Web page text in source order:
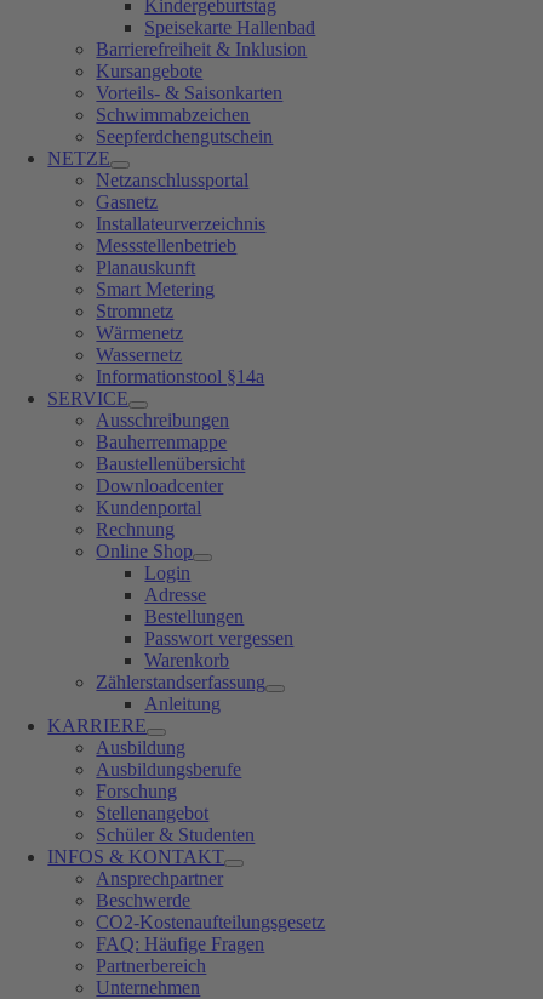
Kindergeburtstag
Speisekarte Hallenbad
Barrierefreiheit & Inklusion
Kursangebote
Vorteils- & Saisonkarten
Schwimmabzeichen
Seepferdchengutschein
NETZE
Netzanschlussportal
Gasnetz
Installateurverzeichnis
Messstellenbetrieb
Planauskunft
Smart Metering
Stromnetz
Wärmenetz
Wassernetz
Informationstool §14a
SERVICE
Ausschreibungen
Bauherrenmappe
Baustellenübersicht
Downloadcenter
Kundenportal
Rechnung
Online Shop
Login
Adresse
Bestellungen
Passwort vergessen
Warenkorb
Zählerstandserfassung
Anleitung
KARRIERE
Ausbildung
Ausbildungsberufe
Forschung
Stellenangebot
Schüler & Studenten
INFOS & KONTAKT
Ansprechpartner
Beschwerde
CO2-Kostenaufteilungsgesetz
FAQ: Häufige Fragen
Partnerbereich
Unternehmen